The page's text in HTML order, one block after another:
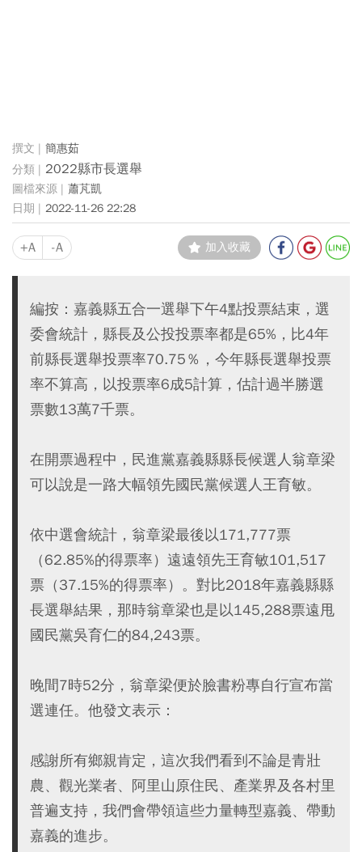
簡惠茹
2022縣市長選舉
蕭芃凱
2022-11-26 22:28
+A -A 加入收藏
編按：嘉義縣五合一選舉下午4點投票結束，選
委會統計，縣長及公投投票率都是65%，比4年
前縣長選舉投票率70.75％，今年縣長選舉投票
率不算高，以投票率6成5計算，估計過半勝選
票數13萬7千票。
在開票過程中，民進黨嘉義縣縣長候選人翁章梁
可以說是一路大幅領先國民黨候選人王育敏。
依中選會統計，翁章梁最後以171,777票
（62.85%的得票率）遠遠領先王育敏101,517
票（37.15%的得票率）。對比2018年嘉義縣縣
長選舉結果，那時翁章梁也是以145,288票遠甩
國民黨吳育仁的84,243票。
晚間7時52分，翁章梁便於臉書粉專自行宣布當
選連任。他發文表示：
感謝所有鄉親肯定，這次我們看到不論是青壯
農、觀光業者、阿里山原住民、產業界及各村里
普遍支持，我們會帶領這些力量轉型嘉義、帶動
嘉義的進步。